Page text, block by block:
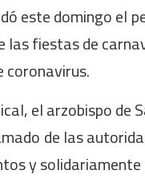
este domingo el
fiestas de
coronavirus.
el arzobispo de
de las
y